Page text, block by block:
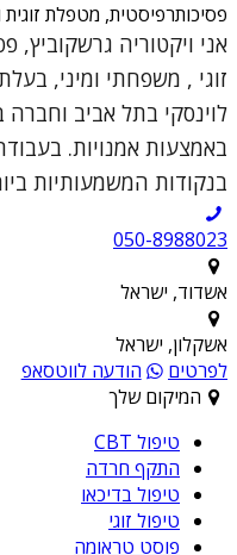
פסיכותרפיסטית, מטפלת
אני ויקטוריה גרשקוביץ,
זוגי , משפחתי ומיני,
לוינסקי בתל אביב
באמצעות אמנויות.
בנקודות המשמעותיות
050-8988023
אשדוד, ישראל
אשקלון, ישראל
לפרטים
הודעה לווטסאפ
המיקום שלך
טיפול CBT
התקף חרדה
טיפול בדיכאו
טיפול זוגי
פוסט טראומה